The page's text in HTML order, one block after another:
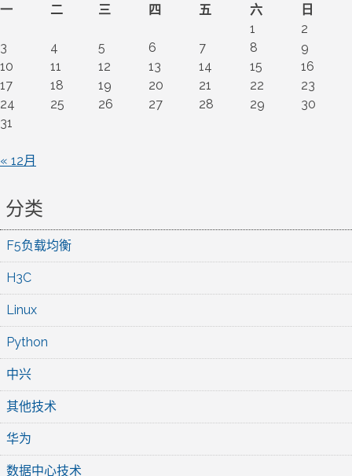
一
二 三 四 五 六
日
1
2
3
4 5 6 7 8
9
10
11 12 13 14 15
16
17
18 19 20 21 22
23
24
25 26 27 28 29
30
31
« 12月
分类
F5负载均衡
H3C
Linux
Python
中兴
其他技术
华为
数据中心技术